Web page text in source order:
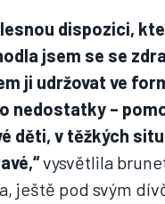
dispozici,
jsem se se
ji udržovat ve
nedostatky –
děti, v těžkých
vysvětlila
ještě pod svým